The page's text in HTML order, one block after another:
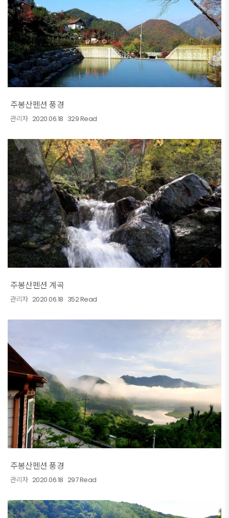
주봉산펜션 풍경
관리자 2020.06.18 329 Read
주봉산펜션 계곡
관리자 2020.06.18 352 Read
주봉산펜션 풍경
관리자 2020.06.18 297 Read